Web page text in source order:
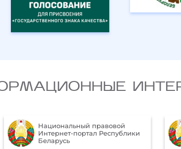
Министерство природных
ресурсов и охраны
окружающей среды
Республики Беларусь